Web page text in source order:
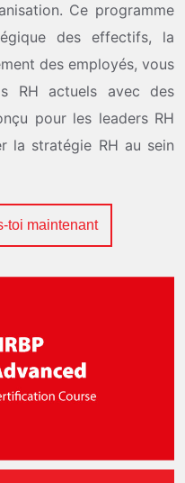
Ce programme
des effectifs, la
des employés, vous
RH actuels avec des
pour les leaders RH
la stratégie RH au sein
toi maintenant